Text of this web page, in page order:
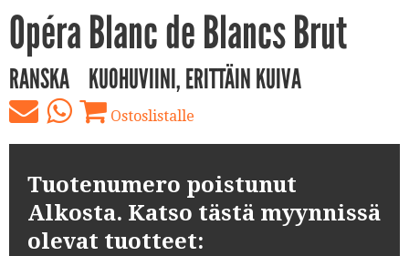
Opéra Blanc de Blancs Brut
RANSKA KUOHUVIINI, ERITTÄIN KUIVA
Ostoslistalle
Tuotenumero poistunut
Alkosta. Katso tästä myynnissä
olevat tuotteet: